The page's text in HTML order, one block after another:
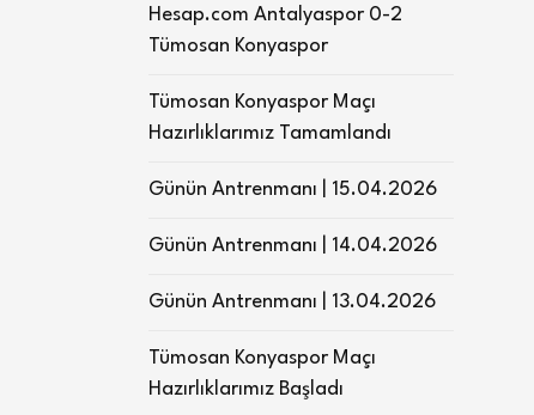
Hesap.com Antalyaspor 0-2
Tümosan Konyaspor
Tümosan Konyaspor Maçı
Hazırlıklarımız Tamamlandı
Günün Antrenmanı | 15.04.2026
Günün Antrenmanı | 14.04.2026
Günün Antrenmanı | 13.04.2026
Tümosan Konyaspor Maçı
Hazırlıklarımız Başladı